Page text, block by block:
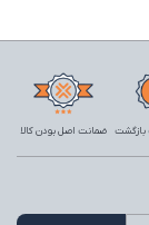
ضمانت اصل بودن کالا